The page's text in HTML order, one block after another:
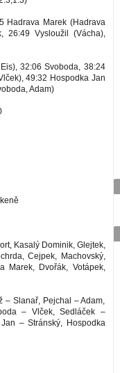
Hadrava Marek (Hadrava
26:49 Vysloužil (Vácha),
32:06 Svoboda, 38:24
49:32 Hospodka Jan
Adam)
Kasalý Dominik, Glejtek,
Cejpek, Machovský,
Marek, Dvořák, Votápek,
– Slanař, Pejchal – Adam,
– Vlček, Sedláček –
– Stránský, Hospodka